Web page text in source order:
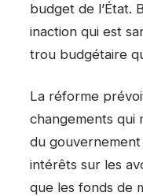
budget de l’État.
inaction qui est
trou budgétaire
La réforme
changements qui
du
intérêts sur les
que les fonds de